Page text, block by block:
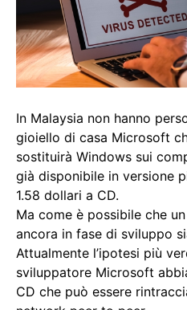
In Malaysia non hanno
gioiello di casa Microsoft
sostituirà Windows sui
già disponibile in versione
1.58 dollari a CD.
Ma come è possibile che
ancora in fase di sviluppo
Attualmente l’ipotesi più
sviluppatore Microsoft
CD che può essere